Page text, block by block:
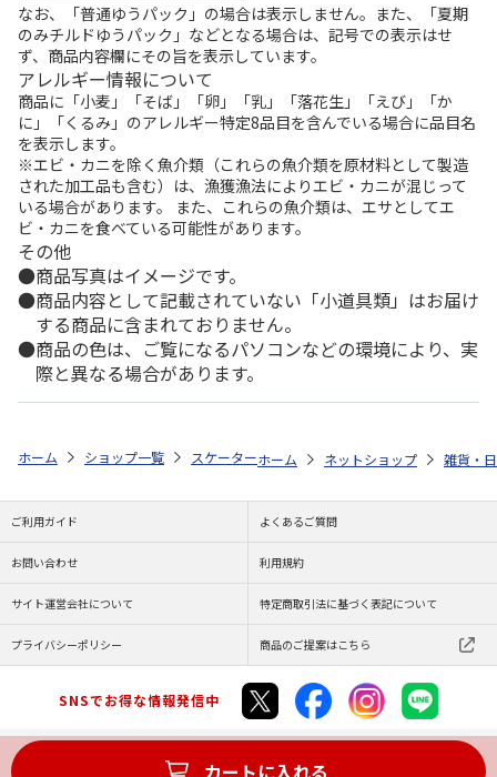
なお、「普通ゆうパック」の場合は表示しません。また、「夏期
のみチルドゆうパック」などとなる場合は、記号での表示はせ
ず、商品内容欄にその旨を表示しています。
アレルギー情報について
商品に「小麦」「そば」「卵」「乳」「落花生」「えび」「か
に」「くるみ」のアレルギー特定8品目を含んでいる場合に品目名
を表示します。
※エビ・カニを除く魚介類（これらの魚介類を原材料として製造
された加工品も含む）は、漁獲漁法によりエビ・カニが混じって
いる場合があります。 また、これらの魚介類は、エサとしてエ
ビ・カニを食べている可能性があります。
その他
商品写真はイメージです。
商品内容として記載されていない「小道具類」はお届け
する商品に含まれておりません。
商品の色は、ご覧になるパソコンなどの環境により、実
際と異なる場合があります。
カートに入れる
ホーム ショップ一覧 スケーター コップ袋 I'm Doraemon ギンガム
ホーム ネットショップ 雑貨・
ご利用ガイド よくあるご質問
お問い合わせ 利用規約
サイト運営会社について 特定商取引法に基づく表記について
プライバシーポリシー 商品のご提案はこちら
SNSでお得な情報発信中